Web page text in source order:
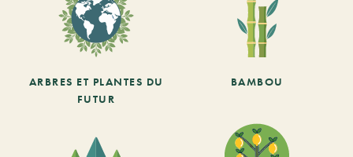
ARBRES ET PLANTES DU
FUTUR
BAMBOU